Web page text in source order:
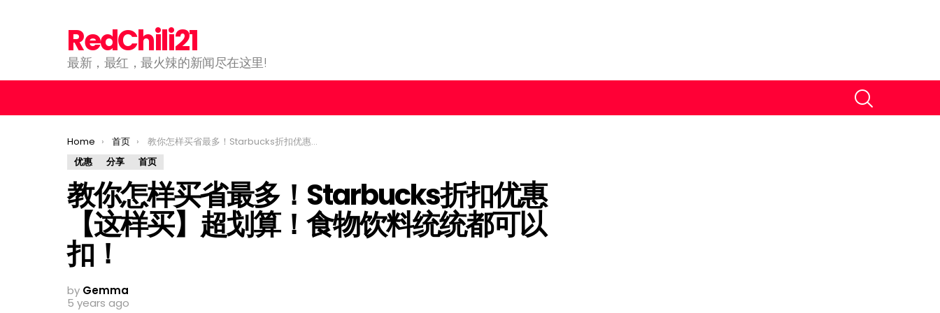
RedChili21
最新，最红，最火辣的新闻尽在这里!
You are here:
Home 首页
教你怎样买省最多！Starbucks折扣优惠【这样买】超划算！食物饮料统统都可以扣！
优惠
分享 首页
教你怎样买省最多！Starbucks折扣优惠
【这样买】超划算！食物饮料统统都可以
扣！
by Gemma
5 years ago